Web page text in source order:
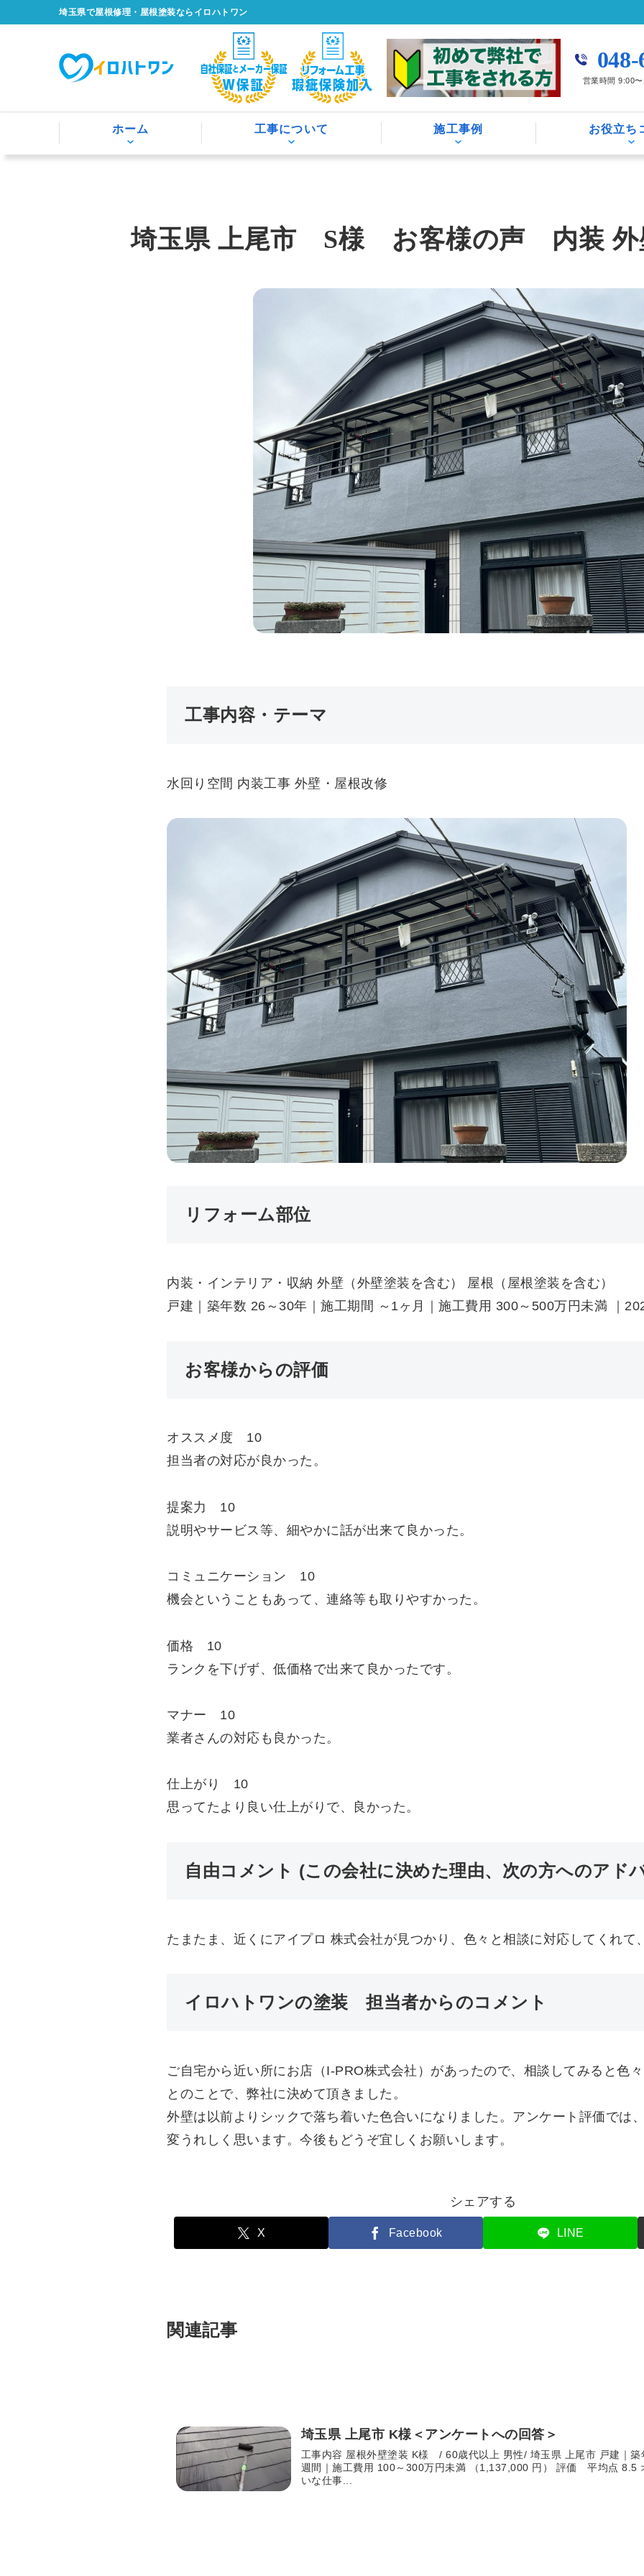
埼玉県で屋根修理・屋根塗装ならイロハトワン
営業時間 9:00
ホーム 工事について 施工事例 お役立ち
埼玉県 上尾市 S様 お客様の声 内装 外
工事内容・テーマ
水回り空間 内装工事 外壁・屋根改修
リフォーム部位
内装・インテリア・収納 外壁（外壁塗装を含む） 屋根（屋根塗装を含む）
戸建｜築年数 26～30年｜施工期間 ～1ヶ月｜施工費用 300～500万円未満 ｜
お客様からの評価
オススメ度 10
担当者の対応が良かった。
提案力 10
説明やサービス等、細やかに話が出来て良かった。
コミュニケーション 10
機会ということもあって、連絡等も取りやすかった。
価格 10
ランクを下げず、低価格で出来て良かったです。
マナー 10
業者さんの対応も良かった。
仕上がり 10
思ってたより良い仕上がりで、良かった。
自由コメント (この会社に決めた理由、次の方へのアド
たまたま、近くにアイプロ 株式会社が見つかり、色々と相談に対応してくれて
イロハトワンの塗装 担当者からのコメント
ご自宅から近い所にお店（I-PRO株式会社）があったので、相談してみると色
とのことで、弊社に決めて頂きました。
外壁は以前よりシックで落ち着いた色合いになりました。アンケート評価では
変うれしく思います。今後もどうぞ宜しくお願いします。
シェアする
X Facebook LINE
関連記事
埼玉県 上尾市 K様＜アンケートへの回答＞
工事内容 屋根外壁塗装 K様 / 60歳代以上 男性/ 埼玉県 上尾市 戸建｜
週間｜施工費用 100～300万円未満 （1,137,000 円） 評価 平均点 8.5
いな仕事...